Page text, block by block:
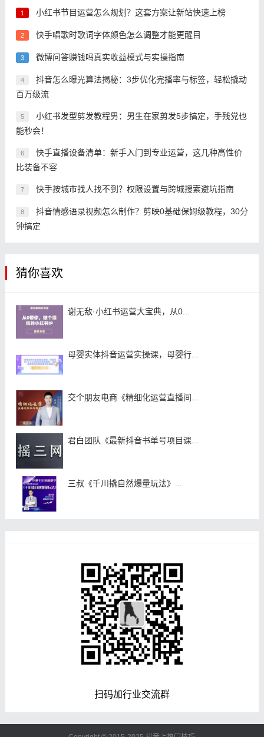
1 小红书节目运营怎么规划？这套方案让新站快速上榜
2 快手唱歌时歌词字体颜色怎么调整才能更醒目
3 微博问答赚钱吗真实收益模式与实操指南
4
抖音怎么曝光算法揭秘：3步优化完播率与标签，轻松撬动
百万级流
5
小红书发型剪发教程男：男生在家剪发5步搞定，手残党也
能秒会！
6
快手直播设备清单：新手入门到专业运营，这几种高性价
比装备不容
7 快手按城市找人找不到？权限设置与跨城搜索避坑指南
8
抖音情感语录视频怎么制作？剪映0基础保姆级教程，30分
钟搞定
猜你喜欢
谢无敌·小红书运营大宝典，从0...
母婴实体抖音运营实操课，母婴行...
交个朋友电商《精细化运营直播间...
君白团队《最新抖音书单号项目课...
三叔《千川撬自然爆量玩法》...
扫码加行业交流群